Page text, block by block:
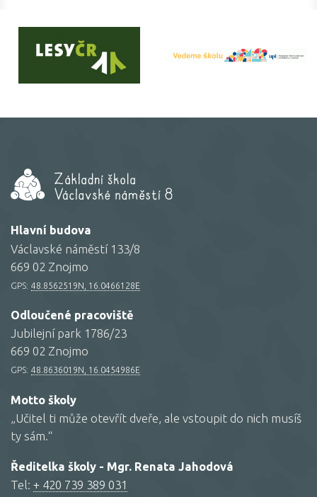
Hlavní budova
Václavské náměstí 133/8
669 02 Znojmo
GPS: 48.8562519N, 16.0466128E
Odloučené pracoviště
Jubilejní park 1786/23
669 02 Znojmo
GPS: 48.8636019N, 16.0454986E
Motto školy
„Učitel ti může otevřít dveře, ale vstoupit do nich musíš
ty sám.“
Ředitelka školy - Mgr. Renata Jahodová
Tel: + 420 739 389 031